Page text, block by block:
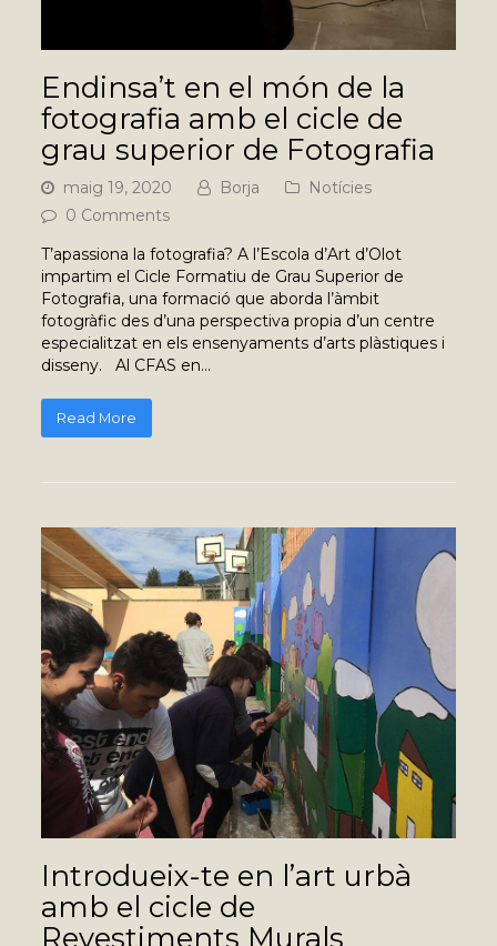
Endinsa’t en el món de la
fotografia amb el cicle de
grau superior de Fotografia
maig 19, 2020 Borja
Notícies
0 Comments
T’apassiona la fotografia? A l’Escola d’Art d’Olot
impartim el Cicle Formatiu de Grau Superior de
Fotografia, una formació que aborda l’àmbit
fotogràfic des d’una perspectiva propia d’un centre
especialitzat en els ensenyaments d’arts plàstiques i
disseny. Al CFAS en…
Read More
Introdueix-te en l’art urbà
amb el cicle de
Revestiments Murals